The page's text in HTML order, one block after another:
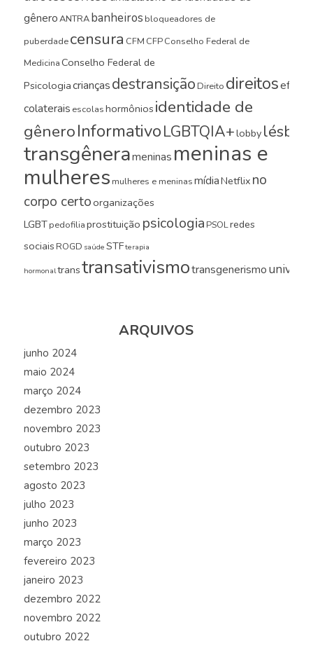
gêneroANTRAbanheiros bloqueadores de
puberdadecensura CFM CFPConselho Federal de
MedicinaConselho Federal de
Psicologiacriançasdestransição Direito direitos
colaterais escolashormônios identidade de
gêneroInformativoLGBTQIA+lobby
transgênerameninas meninas e
mulheres mulheres e meninasmídiaNetflix no
corpo certoorganizações
LGBTpedofiliaprostituição psicologia PSOLredes
sociais ROGD saúde STFterapia
hormonaltranstransativismotransgenerismo
ARQUIVOS
junho 2024
maio 2024
março 2024
dezembro 2023
novembro 2023
outubro 2023
setembro 2023
agosto 2023
julho 2023
junho 2023
março 2023
fevereiro 2023
janeiro 2023
dezembro 2022
novembro 2022
outubro 2022